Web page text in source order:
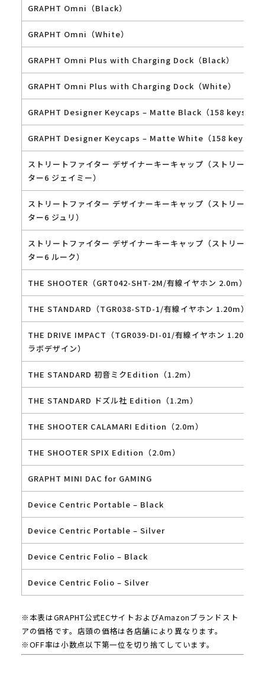
GRAPHT Omni（Black）
GRAPHT Omni（White）
GRAPHT Omni Plus with Charging Dock（Black）
GRAPHT Omni Plus with Charging Dock（White）
GRAPHT Designer Keycaps – Matte Black（158 keys）
GRAPHT Designer Keycaps – Matte White（158 keys）
ストリートファイター デザイナーキーキャップ（ストリートフ
ター6 ジェイミー）
ストリートファイター デザイナーキーキャップ（ストリートフ
ター6 ジュリ）
ストリートファイター デザイナーキーキャップ（ストリートフ
ター6 ルーク）
THE SHOOTER（GRT042-SHT-2M/有線イヤホン 2.0m）
THE STANDARD（TGR038-STD-1/有線イヤホン 1.20m）
THE DRIVE IMPACT（TGR039-DI-01/有線イヤホン 1.20m
ラボデザイン）
THE STANDARD 初音ミクEdition（1.2m）
THE STANDARD ドズル社 Edition（1.2m）
THE SHOOTER CALAMARI Edition（2.0m）
THE SHOOTER SPIX Edition（2.0m）
GRAPHT MINI DAC for GAMING
Device Centric Portable – Black
Device Centric Portable – Silver
Device Centric Folio – Black
Device Centric Folio – Silver
※本表はGRAPHT公式ECサイトおよびAmazonブランドスト
アの価格です。店頭の価格は各店舗により異なります。
※OFF率は小数点以下第一位を切り捨てしています。